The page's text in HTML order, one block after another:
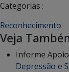
Categorias :
Reconhecimento
Veja
Informe
Depressão e